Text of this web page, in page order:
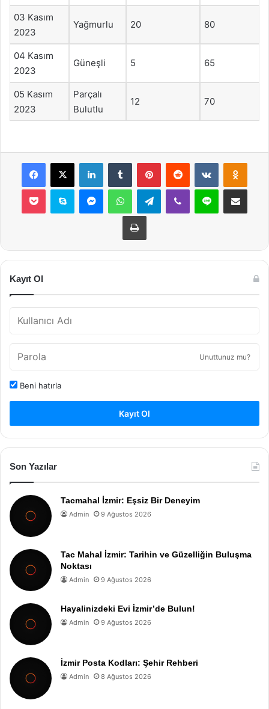
03 Kasım
2023
Yağmurlu 20 80
04 Kasım
2023
Güneşli 5 65
05 Kasım
2023
Parçalı
Bulutlu
12 70
Facebook
X LinkedInTumblr PinterestReddit VKontakte
Pocket Skype MessengerWhatsAppTelegramViber Line E-Posta ile
Yazdır
Kayıt Ol
Unuttunuz mu?
Beni hatırla
Kayıt Ol
Son Yazılar
Tacmahal İzmir: Eşsiz Bir Deneyim
Admin 9 Ağustos 2026
Tac Mahal İzmir: Tarihin ve Güzelliğin Buluşma
Noktası
Admin 9 Ağustos 2026
Hayalinizdeki Evi İzmir’de Bulun!
Admin 9 Ağustos 2026
İzmir Posta Kodları: Şehir Rehberi
Admin 8 Ağustos 2026